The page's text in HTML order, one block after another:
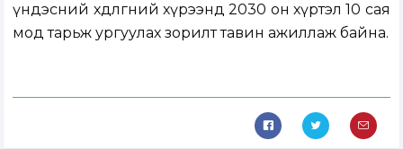
үндэсний хөдөлгөөний хүрээнд 2030 он хүртэл 10 сая
мод тарьж ургуулах зорилт тавин ажиллаж байна.